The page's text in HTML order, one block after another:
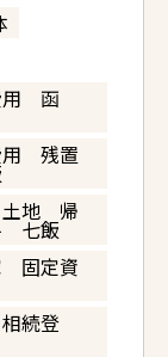
用 函
残置
地 帰
七飯
固定資
続登